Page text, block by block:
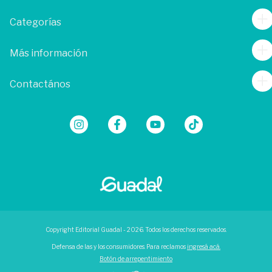
Categorías
Más información
Contactános
Copyright Editorial Guadal - 2026. Todos los derechos reservados.
Defensa de las y los consumidores. Para reclamos ingresá acá.
Botón de arrepentimiento